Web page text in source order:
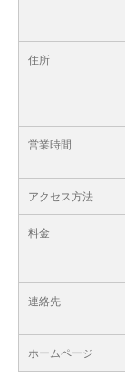
住所
営業時間
アクセス方法
料金
連絡先
ホームページ